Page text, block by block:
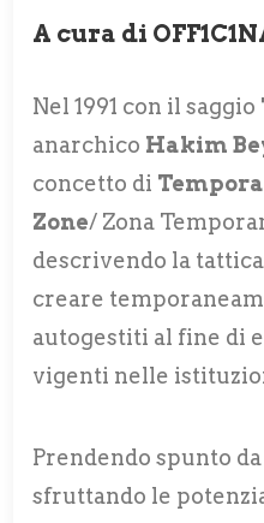
A cura di
Nel 1991 con il saggio
anarchico Hakim
concetto di
Zone/ Zona
descrivendo la
creare
autogestiti al fine di
vigenti nelle
Prendendo spunto
sfruttando le